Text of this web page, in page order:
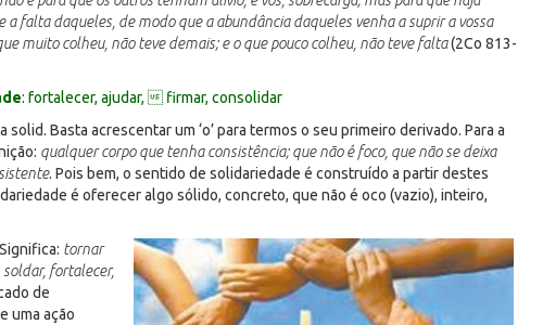
falta daqueles, de modo que a abundância daqueles venha a suprir a vossa
muito colheu, não teve demais; e o que pouco colheu, não teve falta(2Co 813-
: fortalecer, ajudar,  firmar, consolidar
Basta acrescentar um ‘o’ para termos o seu primeiro derivado. Para a
qualquer corpo que tenha consistência; que não é foco, que não se deixa
. Pois bem, o sentido de solidariedade é construído a partir destes
é oferecer algo sólido, concreto, que não é oco (vazio), inteiro,
tornar
fortalecer,
de
uma ação